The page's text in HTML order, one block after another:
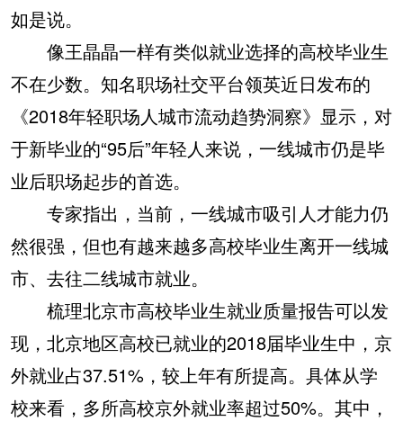
如是说。
像王晶晶一样有类似就业选择的高校毕业生
不在少数。知名职场社交平台领英近日发布的
《2018年轻职场人城市流动趋势洞察》显示，对
于新毕业的“95后”年轻人来说，一线城市仍是毕
业后职场起步的首选。
专家指出，当前，一线城市吸引人才能力仍
然很强，但也有越来越多高校毕业生离开一线城
市、去往二线城市就业。
梳理北京市高校毕业生就业质量报告可以发
现，北京地区高校已就业的2018届毕业生中，京
外就业占37.51%，较上年有所提高。具体从学
校来看，多所高校京外就业率超过50%。其中，